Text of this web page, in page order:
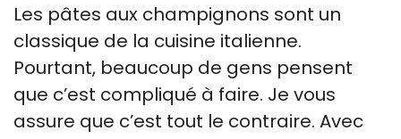
Les pâtes aux champignons sont un
classique de la cuisine italienne.
Pourtant, beaucoup de gens pensent
que c’est compliqué à faire. Je vous
assure que c’est tout le contraire. Avec